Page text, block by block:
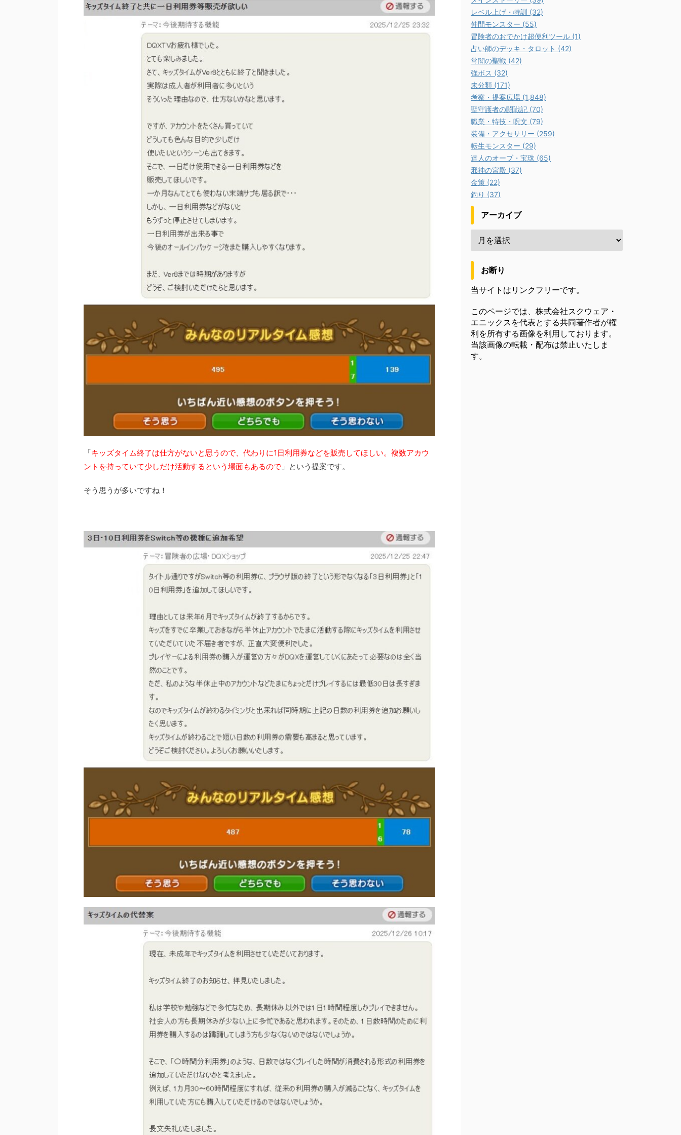
「キッズタイム終了は仕方がないと思うので、代わりに1日利用券などを販売してほしい。複数アカウ
ントを持っていて少しだけ活動するという場面もあるので 」という提案です。
そう思うが多いですね！
レベル上げ・特訓 (32)
仲間モンスター (55)
冒険者のおでかけ超便利ツール (1)
占い師のデッキ・タロット (42)
常闇の聖戦 (42)
強ボス (32)
未分類 (171)
考察・提案広場 (1,848)
聖守護者の闘戦記 (70)
職業・特技・呪文 (79)
装備・アクセサリー (259)
転生モンスター (29)
達人のオーブ・宝珠 (65)
邪神の宮殿 (37)
金策 (22)
釣り (37)
アーカイブ
お断り
当サイトはリンクフリーです。
このページでは、株式会社スクウェア・
エニックスを代表とする共同著作者が権
利を所有する画像を利用しております。
当該画像の転載・配布は禁止いたしま
す。